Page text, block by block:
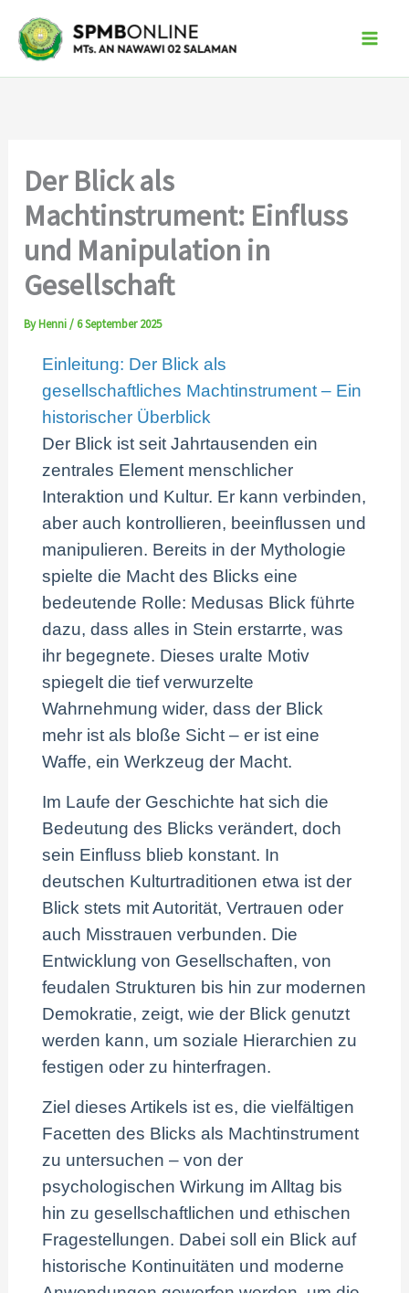
content
Der Blick als
Machtinstrument: Einfluss
und Manipulation in
Gesellschaft
ByHenni/6 September 2025
Einleitung: Der Blick als
gesellschaftliches Machtinstrument – Ein
historischer Überblick
Der Blick ist seit Jahrtausenden ein
zentrales Element menschlicher
Interaktion und Kultur. Er kann verbinden,
aber auch kontrollieren, beeinflussen und
manipulieren. Bereits in der Mythologie
spielte die Macht des Blicks eine
bedeutende Rolle: Medusas Blick führte
dazu, dass alles in Stein erstarrte, was
ihr begegnete. Dieses uralte Motiv
spiegelt die tief verwurzelte
Wahrnehmung wider, dass der Blick
mehr ist als bloße Sicht – er ist eine
Waffe, ein Werkzeug der Macht.
Im Laufe der Geschichte hat sich die
Bedeutung des Blicks verändert, doch
sein Einfluss blieb konstant. In
deutschen Kulturtraditionen etwa ist der
Blick stets mit Autorität, Vertrauen oder
auch Misstrauen verbunden. Die
Entwicklung von Gesellschaften, von
feudalen Strukturen bis hin zur modernen
Demokratie, zeigt, wie der Blick genutzt
werden kann, um soziale Hierarchien zu
festigen oder zu hinterfragen.
Ziel dieses Artikels ist es, die vielfältigen
Facetten des Blicks als Machtinstrument
zu untersuchen – von der
psychologischen Wirkung im Alltag bis
hin zu gesellschaftlichen und ethischen
Fragestellungen. Dabei soll ein Blick auf
historische Kontinuitäten und moderne